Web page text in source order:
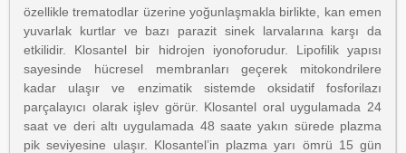
özellikle trematodlar üzerine yoğunlaşmakla birlikte, kan emen
yuvarlak kurtlar ve bazı parazit sinek larvalarına karşı da
etkilidir. Klosantel bir hidrojen iyonoforudur. Lipofilik yapısı
sayesinde hücresel membranları geçerek mitokondrilere
kadar ulaşır ve enzimatik sistemde oksidatif fosforilazı
parçalayıcı olarak işlev görür. Klosantel oral uygulamada 24
saat ve deri altı uygulamada 48 saate yakın sürede plazma
pik seviyesine ulaşır. Klosantel’in plazma yarı ömrü 15 gün